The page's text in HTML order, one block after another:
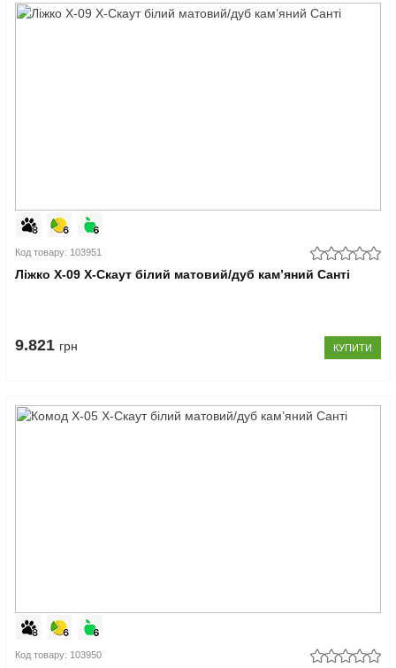
Код товару: 103951
Ліжко Х-09 X-Скаут білий матовий/дуб кам’яний Санті
9.821 грн КУПИТИ
Код товару: 103950